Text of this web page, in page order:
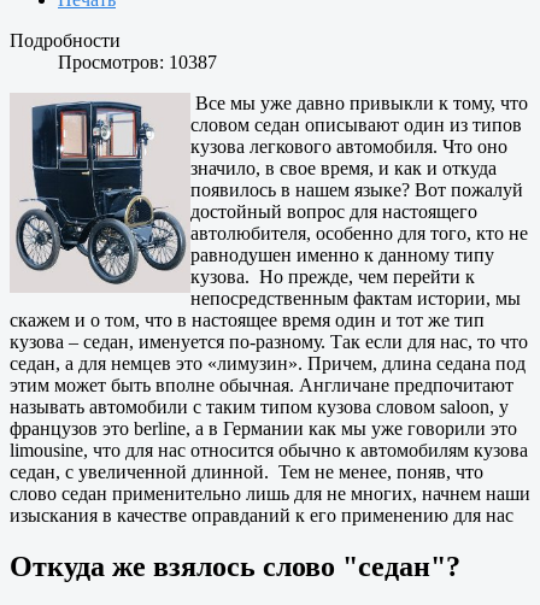
Подробности
Просмотров: 10387
Все мы уже давно привыкли к тому, что
словом седан описывают один из типов
кузова легкового автомобиля. Что оно
значило, в свое время, и как и откуда
появилось в нашем языке? Вот пожалуй
достойный вопрос для настоящего
автолюбителя, особенно для того, кто не
равнодушен именно к данному типу
кузова. Но прежде, чем перейти к
непосредственным фактам истории, мы
скажем и о том, что в настоящее время один и тот же тип
кузова – седан, именуется по-разному. Так если для нас, то что
седан, а для немцев это «лимузин». Причем, длина седана под
этим может быть вполне обычная. Англичане предпочитают
называть автомобили с таким типом кузова словом saloon, у
французов это berline, а в Германии как мы уже говорили это
limousine, что для нас относится обычно к автомобилям кузова
седан, с увеличенной длинной. Тем не менее, поняв, что
слово седан применительно лишь для не многих, начнем наши
изыскания в качестве оправданий к его применению для нас
Откуда же взялось слово "седан"?